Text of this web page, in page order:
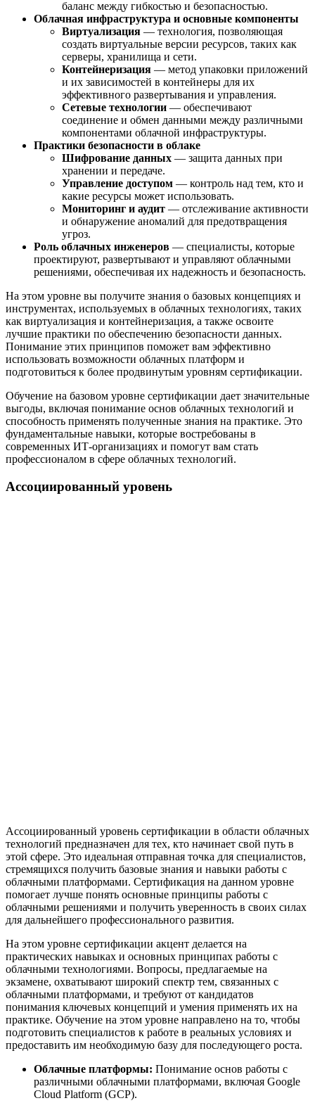
баланс между гибкостью и безопасностью.
Облачная инфраструктура и основные компоненты
Виртуализация — технология, позволяющая
создать виртуальные версии ресурсов, таких как
серверы, хранилища и сети.
Контейнеризация — метод упаковки приложений
и их зависимостей в контейнеры для их
эффективного развертывания и управления.
Сетевые технологии — обеспечивают
соединение и обмен данными между различными
компонентами облачной инфраструктуры.
Практики безопасности в облаке
Шифрование данных — защита данных при
хранении и передаче.
Управление доступом — контроль над тем, кто и
какие ресурсы может использовать.
Мониторинг и аудит — отслеживание активности
и обнаружение аномалий для предотвращения
угроз.
Роль облачных инженеров — специалисты, которые
проектируют, развертывают и управляют облачными
решениями, обеспечивая их надежность и безопасность.
На этом уровне вы получите знания о базовых концепциях и
инструментах, используемых в облачных технологиях, таких
как виртуализация и контейнеризация, а также освоите
лучшие практики по обеспечению безопасности данных.
Понимание этих принципов поможет вам эффективно
использовать возможности облачных платформ и
подготовиться к более продвинутым уровням сертификации.
Обучение на базовом уровне сертификации дает значительные
выгоды, включая понимание основ облачных технологий и
способность применять полученные знания на практике. Это
фундаментальные навыки, которые востребованы в
современных ИТ-организациях и помогут вам стать
профессионалом в сфере облачных технологий.
Ассоциированный уровень
Ассоциированный уровень сертификации в области облачных
технологий предназначен для тех, кто начинает свой путь в
этой сфере. Это идеальная отправная точка для специалистов,
стремящихся получить базовые знания и навыки работы с
облачными платформами. Сертификация на данном уровне
помогает лучше понять основные принципы работы с
облачными решениями и получить уверенность в своих силах
для дальнейшего профессионального развития.
На этом уровне сертификации акцент делается на
практических навыках и основных принципах работы с
облачными технологиями. Вопросы, предлагаемые на
экзамене, охватывают широкий спектр тем, связанных с
облачными платформами, и требуют от кандидатов
понимания ключевых концепций и умения применять их на
практике. Обучение на этом уровне направлено на то, чтобы
подготовить специалистов к работе в реальных условиях и
предоставить им необходимую базу для последующего роста.
Облачные платформы: Понимание основ работы с
различными облачными платформами, включая Google
Cloud Platform (GCP).